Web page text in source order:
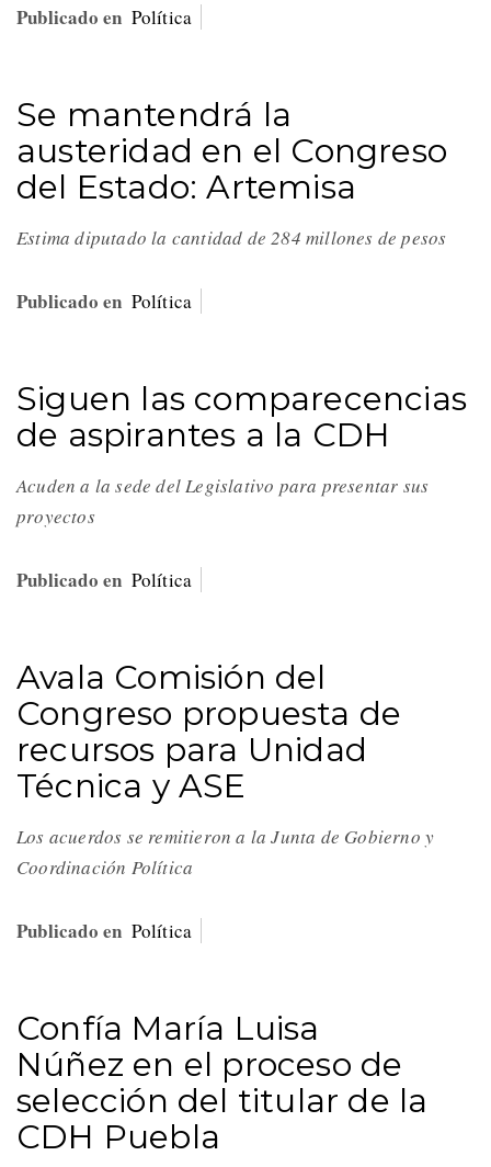
Publicado en Política
Se mantendrá la
austeridad en el Congreso
del Estado: Artemisa
Estima diputado la cantidad de 284 millones de pesos
Publicado en Política
Siguen las comparecencias
de aspirantes a la CDH
Acuden a la sede del Legislativo para presentar sus
proyectos
Publicado en Política
Avala Comisión del
Congreso propuesta de
recursos para Unidad
Técnica y ASE
Los acuerdos se remitieron a la Junta de Gobierno y
Coordinación Política
Publicado en Política
Confía María Luisa
Núñez en el proceso de
selección del titular de la
CDH Puebla